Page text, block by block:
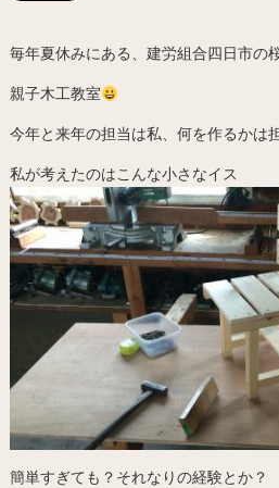
毎年夏休みにある、建労組合四日市の
親子木工教室
今年と来年の担当は私、何を作るかは
私が考えたのはこんな小さなイス
簡単すぎても？それなりの経験とか？